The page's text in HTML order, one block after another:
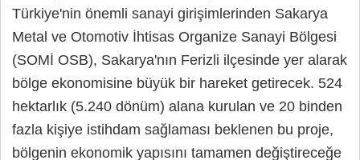
Türkiye'nin önemli sanayi girişimlerinden Sakarya
Metal ve Otomotiv İhtisas Organize Sanayi Bölgesi
(SOMİ OSB), Sakarya'nın Ferizli ilçesinde yer alarak
bölge ekonomisine büyük bir hareket getirecek. 524
hektarlık (5.240 dönüm) alana kurulan ve 20 binden
fazla kişiye istihdam sağlaması beklenen bu proje,
bölgenin ekonomik yapısını tamamen değiştireceğe